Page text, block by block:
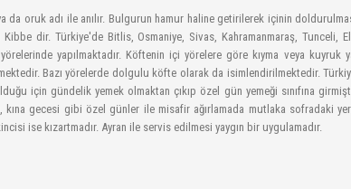
da oruk adı ile anılır. Bulgurun hamur haline getirilerek içinin
Kibbe dir. Türkiye'de Bitlis, Osmaniye, Sivas, Kahramanmaraş, Tunceli,
yörelerinde yapılmaktadır. Köftenin içi yörelere göre kıyma veya
Bazı yörelerde dolgulu köfte olarak da isimlendirilmektedir.
için gündelik yemek olmaktan çıkıp özel gün yemeği sınıfına
kına gecesi gibi özel günler ile misafir ağırlamada mutlaka sofradaki
ise kızartmadır. Ayran ile servis edilmesi yaygın bir uygulamadır.